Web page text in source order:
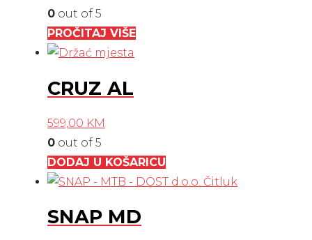
0 out of 5
PROČITAJ VIŠE
CRUZ AL
599,00 KM
0 out of 5
DODAJ U KOŠARICU
SNAP MD